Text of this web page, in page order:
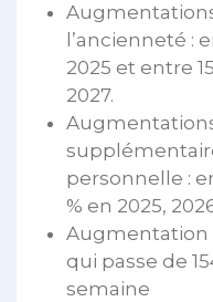
l’ancienneté :
2025 et entre
2027.
personnelle :
% en 2025,
Augmentation
qui passe de
semaine